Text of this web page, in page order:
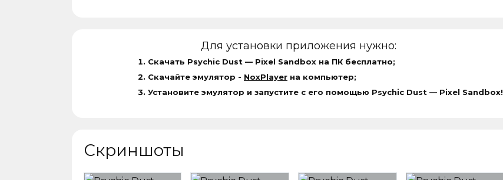
Для установки приложения нужно:
Скачать Psychic Dust — Pixel Sandbox на ПК бесплатно;
Скачайте эмулятор - NoxPlayer на компьютер;
Установите эмулятор и запустите с его помощью Psychic Dust — Pixel Sandbox!
Скриншоты